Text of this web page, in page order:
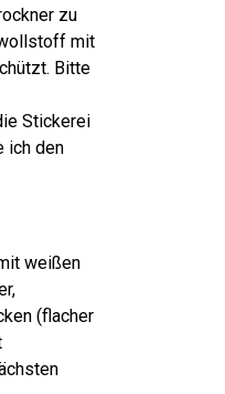
zu
mit
Bitte
Stickerei
ich den
weißen
(flacher